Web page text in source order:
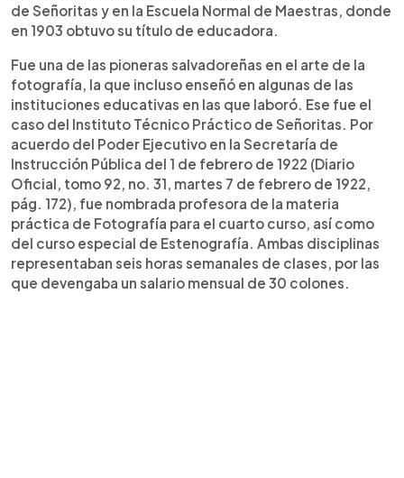
de Señoritas y en la Escuela Normal de Maestras, donde
en 1903 obtuvo su título de educadora.
Fue una de las pioneras salvadoreñas en el arte de la
fotografía, la que incluso enseñó en algunas de las
instituciones educativas en las que laboró. Ese fue el
caso del Instituto Técnico Práctico de Señoritas. Por
acuerdo del Poder Ejecutivo en la Secretaría de
Instrucción Pública del 1 de febrero de 1922 (Diario
Oficial, tomo 92, no. 31, martes 7 de febrero de 1922,
pág. 172), fue nombrada profesora de la materia
práctica de Fotografía para el cuarto curso, así como
del curso especial de Estenografía. Ambas disciplinas
representaban seis horas semanales de clases, por las
que devengaba un salario mensual de 30 colones.